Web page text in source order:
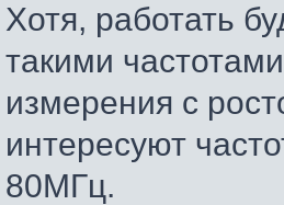
Хотя, работать
такими
измерения с
интересуют
80МГц.